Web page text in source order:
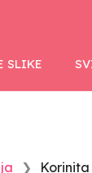
SLIKE